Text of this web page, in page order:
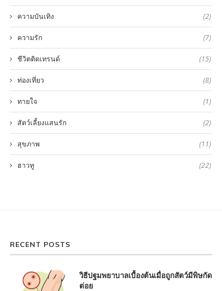
ความบันเทิง (2)
ความรัก (7)
ชีวิตติดเทรนด์ (15)
ท่องเที่ยว (8)
ทายใจ (1)
สัตว์เลี้ยงแสนรัก (2)
สุขภาพ (11)
ฮาวทู (22)
RECENT POSTS
วิธีปฐมพยาบาลเบื้องต้นเมื่อถูกสัตว์มีพิษกัด
ต่อย